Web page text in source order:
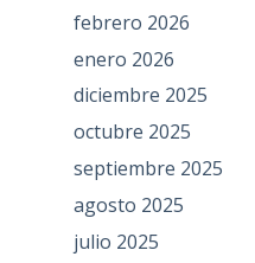
febrero 2026
enero 2026
diciembre 2025
octubre 2025
septiembre 2025
agosto 2025
julio 2025